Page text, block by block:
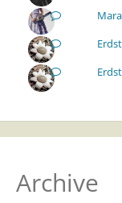
Archive